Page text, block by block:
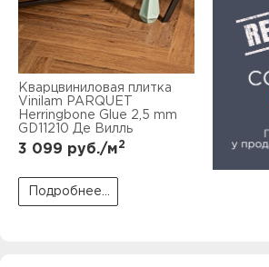
Кварцвиниловая плитка
Vinilam PARQUET
Herringbone Glue 2,5 mm
GD11210 Де Вилль
3 099 руб./м2
Подробнее...